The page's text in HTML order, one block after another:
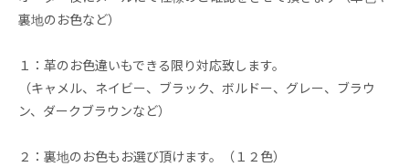
裏地のお色など）
１：革のお色違いもできる限り対応致します。
（キャメル、ネイビー、ブラック、ボルドー、グレー、ブラウ
ン、ダークブラウンなど）
２：裏地のお色もお選び頂けます。（１２色）